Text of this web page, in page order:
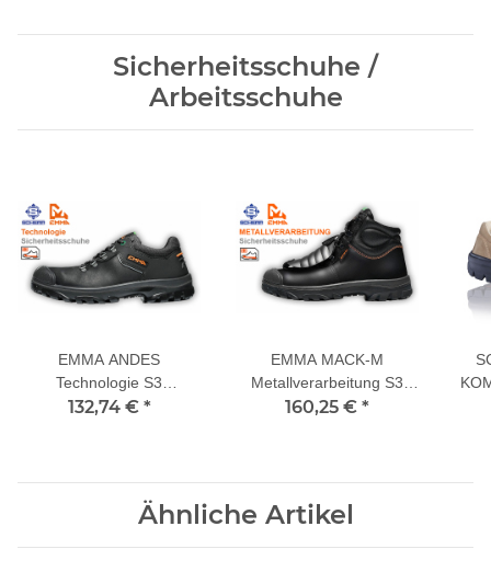
Sicherheitsschuhe /
Arbeitsschuhe
EMMA ANDES
Technologie S3
Sicherheitsschuhe
132,74 € *
EMMA MACK-M
Metallverarbeitung S3
Sicherheitsschuhe
160,25 € *
Ähnliche Artikel